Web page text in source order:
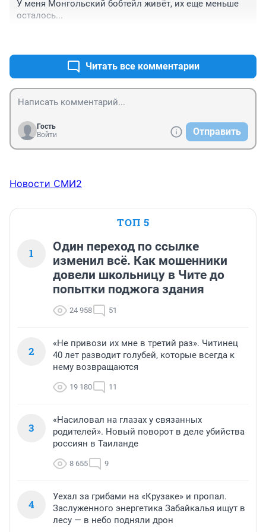
У меня Монгольский бобтейл живёт, их еще меньше
осталось...
Читать все комментарии
Гость
Войти
Отправить
Новости СМИ2
ТОП 5
1
Один переход по ссылке
изменил всё. Как мошенники
довели школьницу в Чите до
попытки поджога здания
24 958 51
2
«Не привози их мне в третий раз». Читинец
40 лет разводит голубей, которые всегда к
нему возвращаются
19 180 11
3
«Насиловал на глазах у связанных
родителей». Новый поворот в деле убийства
россиян в Таиланде
8 655 9
4
Уехал за грибами на «Крузаке» и пропал.
Заслуженного энергетика Забайкалья ищут в
лесу — в небо подняли дрон